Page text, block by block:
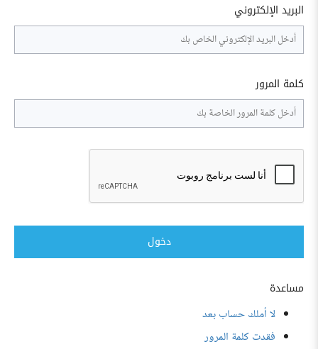
البريد الإلكتروني
كلمة المرور
دخول
مساعدة
لا أملك حساب بعد
فقدت كلمة المرور